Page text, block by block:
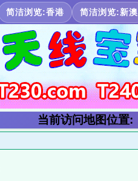
简洁浏览:香港 简洁浏览:新澳
当前访问地图位置: